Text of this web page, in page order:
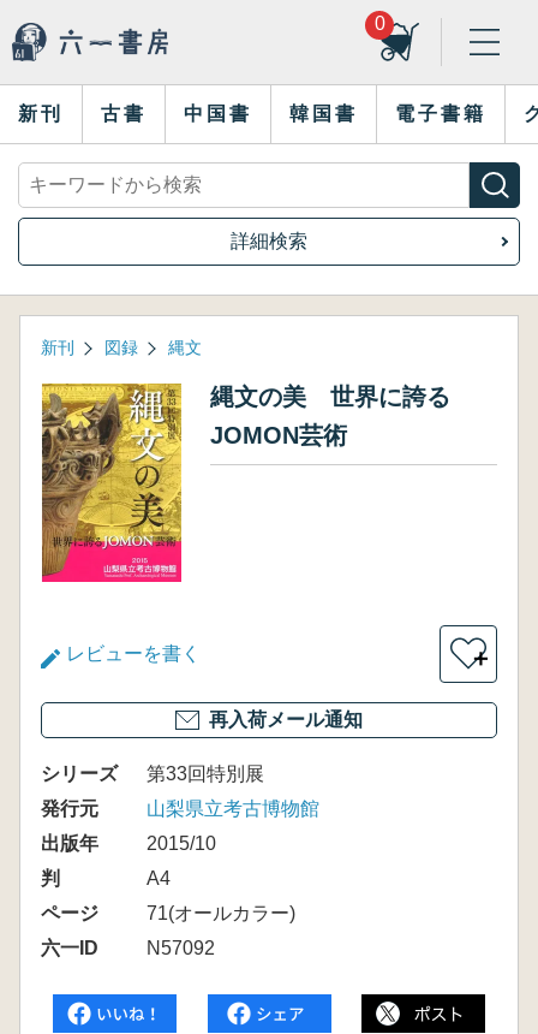
0
新刊 古書 中国書 韓国書 電子書籍
詳細検索
新刊 図録 縄文
縄文の美 世界に誇る
JOMON芸術
レビューを書く ＋
再入荷メール通知
シリーズ
第33回特別展
発行元
山梨県立考古博物館
出版年
2015/10
判
A4
ページ
71(オールカラー)
六一ID
N57092